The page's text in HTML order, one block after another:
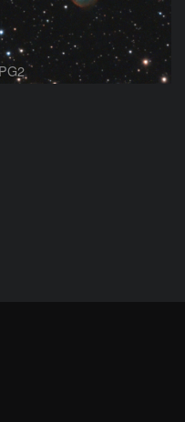
PG2